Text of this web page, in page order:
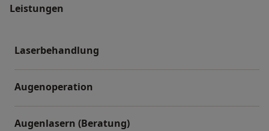
Leistungen
Laserbehandlung
Augenoperation
Augenlasern (Beratung)